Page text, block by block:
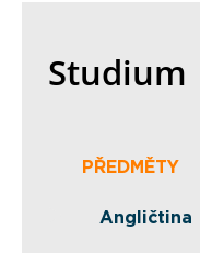
Studium
PŘEDMĚTY
Angličtina